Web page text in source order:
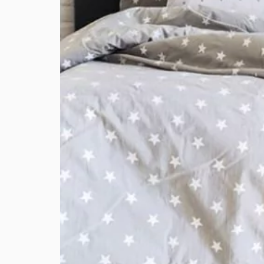
ENVIOS
MEDIOS DE PAGO
CREAR CUENTA